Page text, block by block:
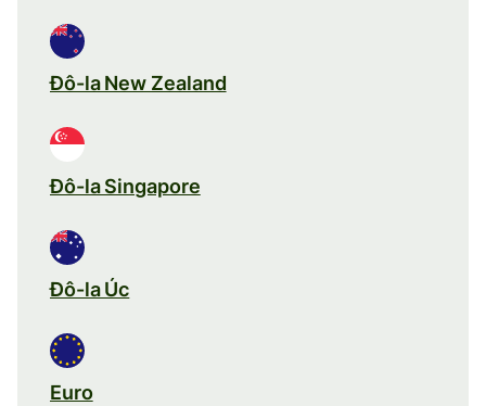
Đô-la New Zealand
Đô-la Singapore
Đô-la Úc
Euro